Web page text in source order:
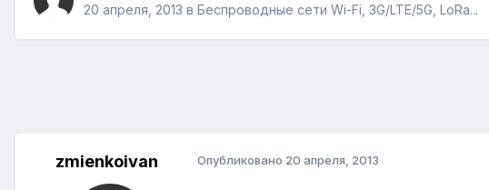
20 апреля, 2013 в Беспроводные сети Wi-Fi, 3G/LTE/5G, LoRa...
zmienkoivan Опубликовано 20 апреля, 2013